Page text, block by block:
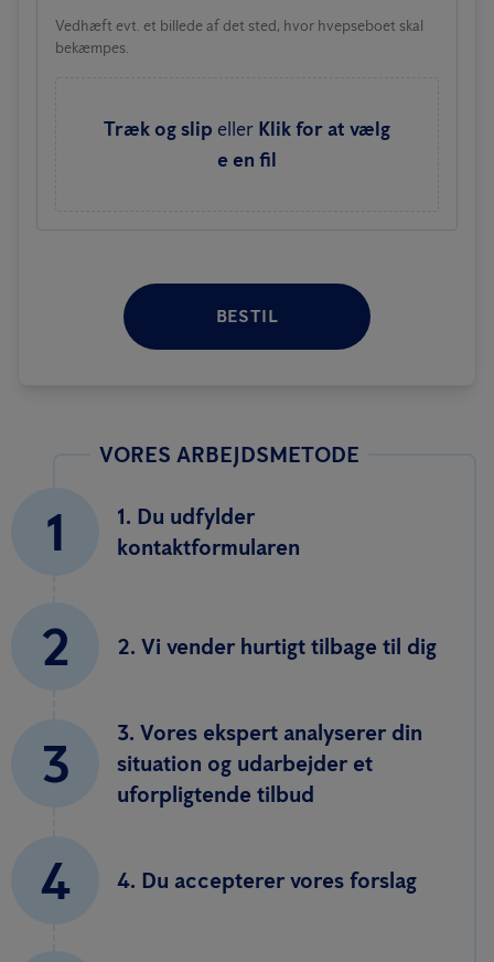
Vedhæft evt. et billede af det sted, hvor hvepseboet skal
bekæmpes.
Træk og slip eller Klik for at vælg
e en fil
BESTIL
VORES ARBEJDSMETODE
1
1. Du udfylder
kontaktformularen
2 2. Vi vender hurtigt tilbage til dig
3
3. Vores ekspert analyserer din
situation og udarbejder et
uforpligtende tilbud
4 4. Du accepterer vores forslag